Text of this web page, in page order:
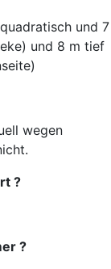
und 7
und 8 m tief
wegen
?
?